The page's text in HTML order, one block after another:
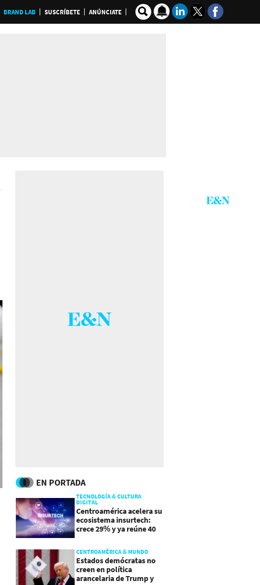
BRAND LAB SUSCRÍBETE ANÚNCIATE
EN PORTADA
TECNOLOGÍA & CULTURA
DIGITAL
Centroamérica acelera su
ecosistema insurtech:
crece 29% y ya reúne 40
CENTROAMÉRICA & MUNDO
Estados demócratas no
creen en política
arancelaria de Trump y